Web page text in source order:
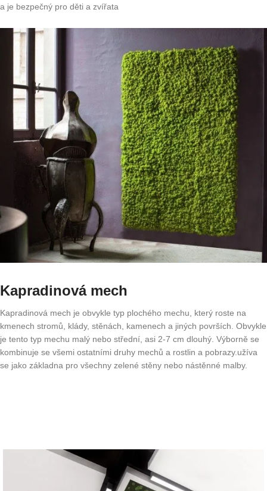
a je bezpečný pro děti a zvířata
Kapradinová mech
Kapradinová mech je obvykle typ plochého mechu, který roste na
kmenech stromů, klády, stěnách, kamenech a jiných površích. Obvykle
je tento typ mechu malý nebo střední, asi 2-7 cm dlouhý. Výborně se
kombinuje se všemi ostatními druhy mechů a rostlin a pobrazy.užíva
se jako základna pro všechny zelené stěny nebo nástěnné malby.